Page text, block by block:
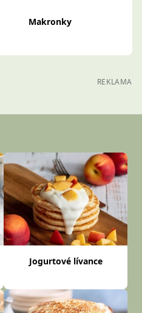
Makronky
REKLAMA
Jogurtové lívance